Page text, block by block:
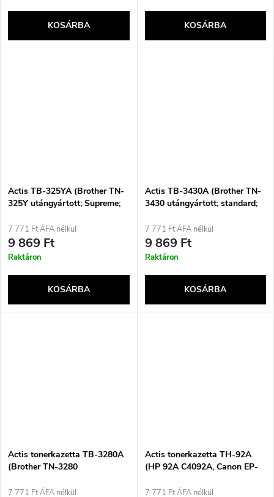
KOSÁRBA KOSÁRBA
Actis TB-325YA (Brother TN-
325Y utángyártott; Supreme;
7 771 Ft ÁFA nélkül
9 869 Ft
Raktáron
KOSÁRBA
Actis TB-3430A (Brother TN-
3430 utángyártott; standard;
7 771 Ft ÁFA nélkül
9 869 Ft
Raktáron
KOSÁRBA
Actis tonerkazetta TB-3280A
(Brother TN-3280
oldal; fekete)
7 771 Ft ÁFA nélkül
Actis tonerkazetta TH-92A
(HP 92A C4092A, Canon EP-
fekete)
7 771 Ft ÁFA nélkül